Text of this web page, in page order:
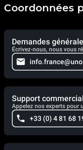
Coordonnées
Demandes
Écrivez-nous, nous vous
Support commercial
Appelez nos experts pour
+33 (0) 4 81 68